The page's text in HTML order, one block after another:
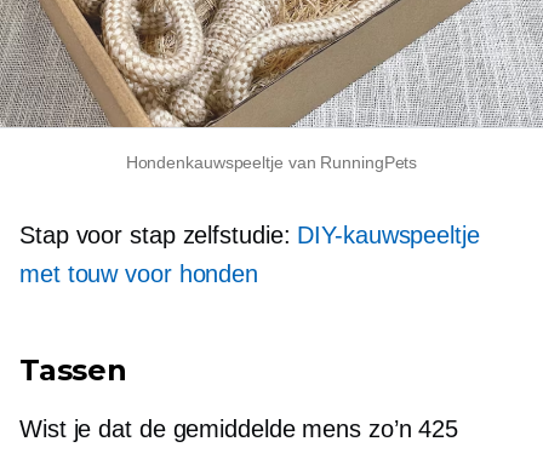
Hondenkauwspeeltje van RunningPets
Stap voor stapzelfstudie: DIY-kauwspeeltje
met touw voor honden
Tassen
Wist je dat de gemiddelde mens zo’n 425